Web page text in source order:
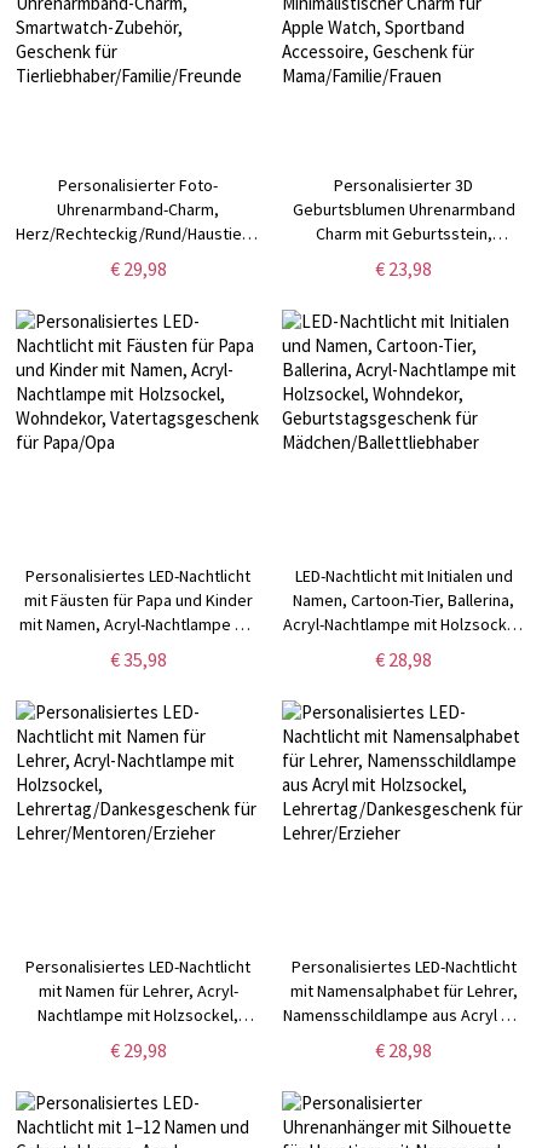
Personalisierter Foto-
Uhrenarmband-Charm,
Herz/Rechteckig/Rund/Haustierpfote-
Uhrenarmband-Charm,
Smartwatch-Zubehör, Geschenk
Tierliebhaber/Familie/Freunde
€ 29,98
Personalisierter 3D
Geburtsblumen Uhrenarmband
Charm mit Geburtsstein,
Minimalistischer Charm für Apple
Watch, Sportband Accessoire,
Mama/Familie/Frauen
€ 23,98
Personalisiertes LED-Nachtlicht
mit Fäusten für Papa und Kinder
mit Namen, Acryl-Nachtlampe mit
Holzsockel, Wohndekor,
Vatertagsgeschenk für Papa/Opa
€ 35,98
LED-Nachtlicht mit Initialen und
Namen, Cartoon-Tier, Ballerina,
Acryl-Nachtlampe mit Holzsockel,
Wohndekor,
Geburtstagsgeschenk für
€ 28,98
Personalisiertes LED-Nachtlicht
mit Namen für Lehrer, Acryl-
Nachtlampe mit Holzsockel,
Lehrertag/Dankesgeschenk für
Lehrer/Mentoren/Erzieher
€ 29,98
Personalisiertes LED-Nachtlicht
mit Namensalphabet für Lehrer,
Namensschildlampe aus Acryl mit
Holzsockel,
Lehrertag/Dankesgeschenk für
€ 28,98